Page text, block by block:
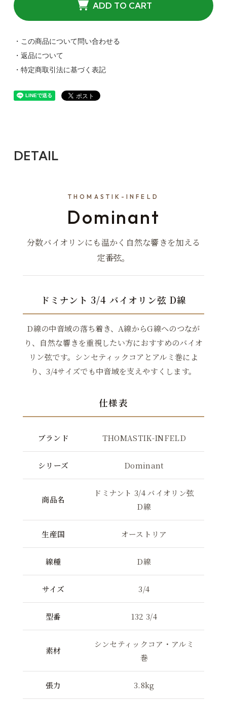
ADD TO CART
・この商品について問い合わせる
・返品について
・特定商取引法に基づく表記
DETAIL
THOMASTIK-INFELD
Dominant
分数バイオリンにも温かく自然な響きを加える
定番弦。
ドミナント 3/4 バイオリン弦 D線
D線の中音域の落ち着き、A線からG線へのつなが
り、自然な響きを重視したい方におすすめのバイオ
リン弦です。シンセティックコアとアルミ巻によ
り、3/4サイズでも中音域を支えやすくします。
仕様表
ブランド THOMASTIK-INFELD
シリーズ Dominant
商品名
ドミナント 3/4 バイオリン弦
D線
生産国 オーストリア
線種 D線
サイズ 3/4
型番 132 3/4
素材
シンセティックコア・アルミ
巻
張力 3.8kg